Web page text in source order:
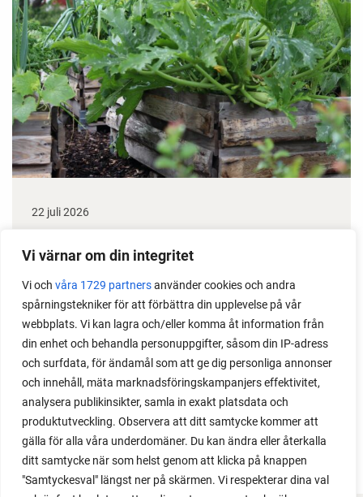
Vi värnar om din integritet
Vi och våra 1729 partnersanvänder cookies och andra
spårningstekniker för att förbättra din upplevelse på vår
webbplats. Vi kan lagra och/eller komma åt information från
din enhet och behandla personuppgifter, såsom din IP-adress
och surfdata, för ändamål som att ge dig personliga annonser
och innehåll, mäta marknadsföringskampanjers effektivitet,
analysera publikinsikter, samla in exakt platsdata och
produktutveckling. Observera att ditt samtycke kommer att
gälla för alla våra underdomäner. Du kan ändra eller återkalla
ditt samtycke när som helst genom att klicka på knappen
"Samtyckesval" längst ner på skärmen. Vi respekterar dina val
22 juli 2026
växter i en pallkrage tillsammans med andra växter.
Perfekt om du vill odla mycket i på liten yta.